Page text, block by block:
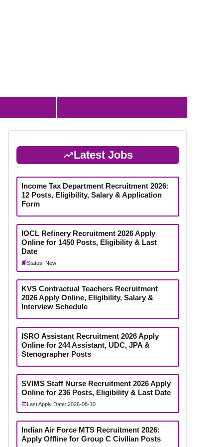
Latest Jobs
Income Tax Department Recruitment 2026:
12 Posts, Eligibility, Salary & Application
Form
IOCL Refinery Recruitment 2026 Apply
Online for 1450 Posts, Eligibility & Last
Date
Status: New
KVS Contractual Teachers Recruitment
2026 Apply Online, Eligibility, Salary &
Interview Schedule
ISRO Assistant Recruitment 2026 Apply
Online for 244 Assistant, UDC, JPA &
Stenographer Posts
SVIMS Staff Nurse Recruitment 2026 Apply
Online for 236 Posts, Eligibility & Last Date
Last Apply Date: 2026-08-10
Indian Air Force MTS Recruitment 2026:
Apply Offline for Group C Civilian Posts